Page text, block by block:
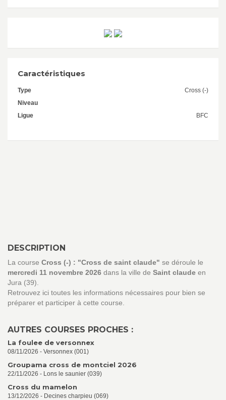
Caractéristiques
Type
Cross (-)
Niveau
Ligue
BFC
DESCRIPTION
La course Cross (-) : "Cross de saint claude" se déroule le
mercredi 11 novembre 2026 dans la ville de Saint claude en
Jura (39).
Retrouvez ici toutes les informations nécessaires pour bien se
préparer et participer à cette course.
AUTRES COURSES PROCHES :
La foulee de versonnex
08/11/2026 - Versonnex (001)
Groupama cross de montciel 2026
22/11/2026 - Lons le saunier (039)
Cross du mamelon
13/12/2026 - Decines charpieu (069)